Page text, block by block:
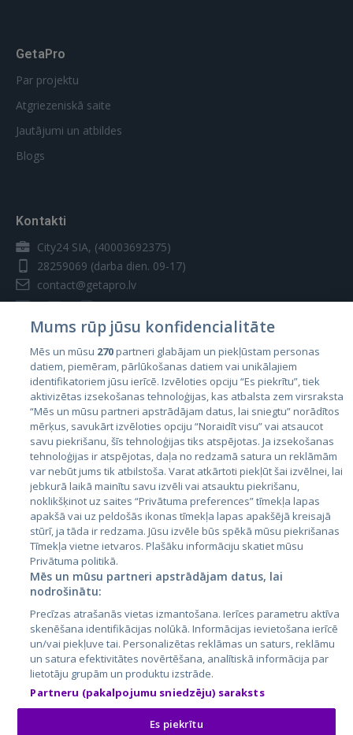
GetaPro
Par projektu
Atgriezeniskā saite
Jautājumi un atbildes
Blogs
Kontakti
City24 SIA, (40003692375)
28259069 (darba dien. 09-17)
contact@getapro.lv
Valstis
Igaunija
Latvija
Lietuva
City24.lv
City24.ee
GetaPro.lv
GetaPro.ee
Skelbiu.lt
Autoplius.lt
Aruodas.lt
Kainos.lt
Paslaugos.lt
auto24.ee
KV.ee
Osta.ee
KuldneBörs.ee
Mums rūp jūsu konfidencialitāte
Mēs un mūsu 270partneri glabājam un piekļūstam personas
datiem, piemēram, pārlūkošanas datiem vai unikālajiem
identifikatoriem jūsu ierīcē. Izvēloties opciju “Es piekrītu”, tiek
aktivizētas izsekošanas tehnoloģijas, kas atbalsta zem virsraksta
“Mēs un mūsu partneri apstrādājam datus, lai sniegtu” norādītos
mērķus, savukārt izvēloties opciju “Noraidīt visu” vai atsaucot
savu piekrišanu, šīs tehnoloģijas tiks atspējotas. Ja izsekošanas
tehnoloģijas ir atspējotas, daļa no redzamā satura un reklāmām
var nebūt jums tik atbilstoša. Varat atkārtoti piekļūt šai izvēlnei, lai
jebkurā laikā mainītu savu izvēli vai atsauktu piekrišanu,
noklikšķinot uz saites “Privātuma preferences” tīmekļa lapas
apakšā vai uz peldošās ikonas tīmekļa lapas apakšējā kreisajā
stūrī, ja tāda ir redzama. Jūsu izvēle būs spēkā mūsu piekrišanas
Tīmekļa vietne ietvaros. Plašāku informāciju skatiet mūsu
Privātuma politikā.
Mēs un mūsu partneri apstrādājam datus, lai
nodrošinātu:
Precīzas atrašanās vietas izmantošana. Ierīces parametru aktīva
skenēšana identifikācijas nolūkā. Informācijas ievietošana ierīcē
un/vai piekļuve tai. Personalizētas reklāmas un saturs, reklāmu
un satura efektivitātes novērtēšana, analītiskā informācija par
lietotāju grupām un produktu izstrāde.
Partneru (pakalpojumu sniedzēju) saraksts
Es piekrītu